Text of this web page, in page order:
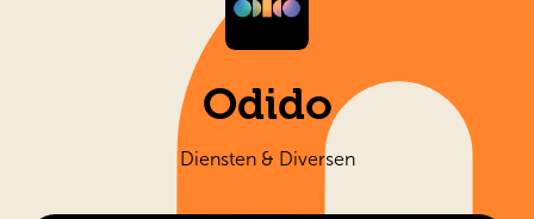
Odido
Diensten & Diversen